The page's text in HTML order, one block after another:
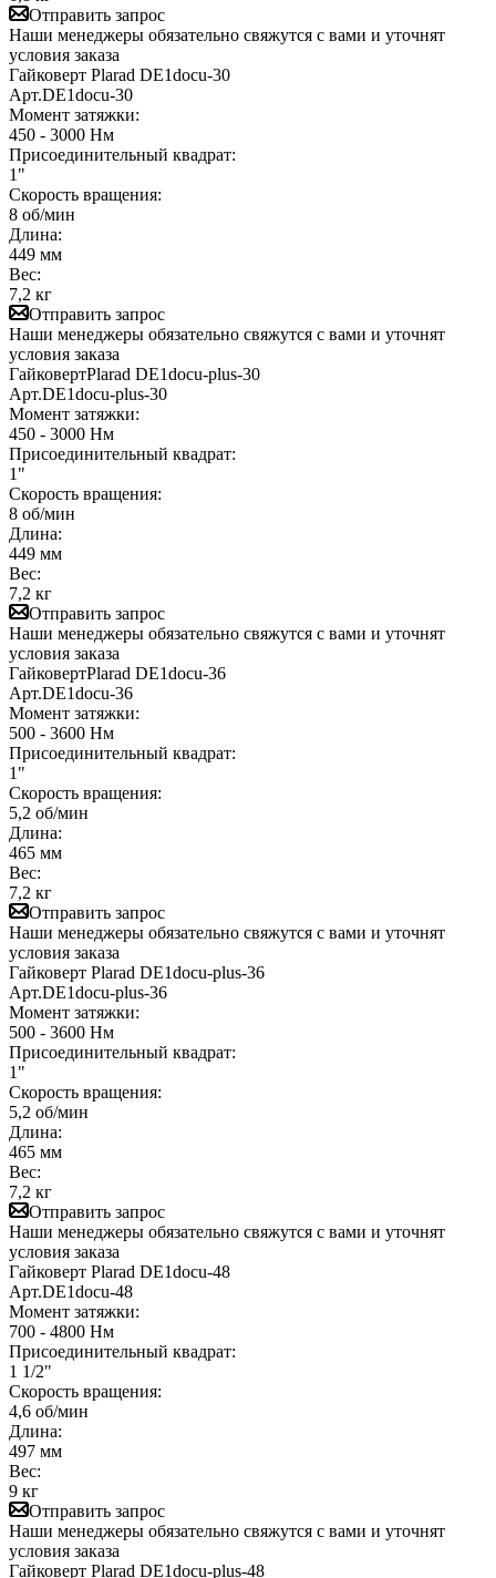
Отправить запрос
Наши менеджеры обязательно свяжутся с вами и уточнят
условия заказа
Гайковерт Plarad DE1docu-30
Арт.DE1docu-30
Момент затяжки:
450 - 3000 Нм
Присоединительный квадрат:
1"
Скорость вращения:
8 об/мин
Длина:
449 мм
Вес:
7,2 кг
Отправить запрос
Наши менеджеры обязательно свяжутся с вами и уточнят
условия заказа
ГайковертPlarad DE1docu-plus-30
Арт.DE1docu-plus-30
Момент затяжки:
450 - 3000 Нм
Присоединительный квадрат:
1"
Скорость вращения:
8 об/мин
Длина:
449 мм
Вес:
7,2 кг
Отправить запрос
Наши менеджеры обязательно свяжутся с вами и уточнят
условия заказа
ГайковертPlarad DE1docu-36
Арт.DE1docu-36
Момент затяжки:
500 - 3600 Нм
Присоединительный квадрат:
1"
Скорость вращения:
5,2 об/мин
Длина:
465 мм
Вес:
7,2 кг
Отправить запрос
Наши менеджеры обязательно свяжутся с вами и уточнят
условия заказа
Гайковерт Plarad DE1docu-plus-36
Арт.DE1docu-plus-36
Момент затяжки:
500 - 3600 Нм
Присоединительный квадрат:
1"
Скорость вращения:
5,2 об/мин
Длина:
465 мм
Вес:
7,2 кг
Отправить запрос
Наши менеджеры обязательно свяжутся с вами и уточнят
условия заказа
Гайковерт Plarad DE1docu-48
Арт.DE1docu-48
Момент затяжки:
700 - 4800 Нм
Присоединительный квадрат:
1 1/2"
Скорость вращения:
4,6 об/мин
Длина:
497 мм
Вес:
9 кг
Отправить запрос
Наши менеджеры обязательно свяжутся с вами и уточнят
условия заказа
Гайковерт Plarad DE1docu-plus-48